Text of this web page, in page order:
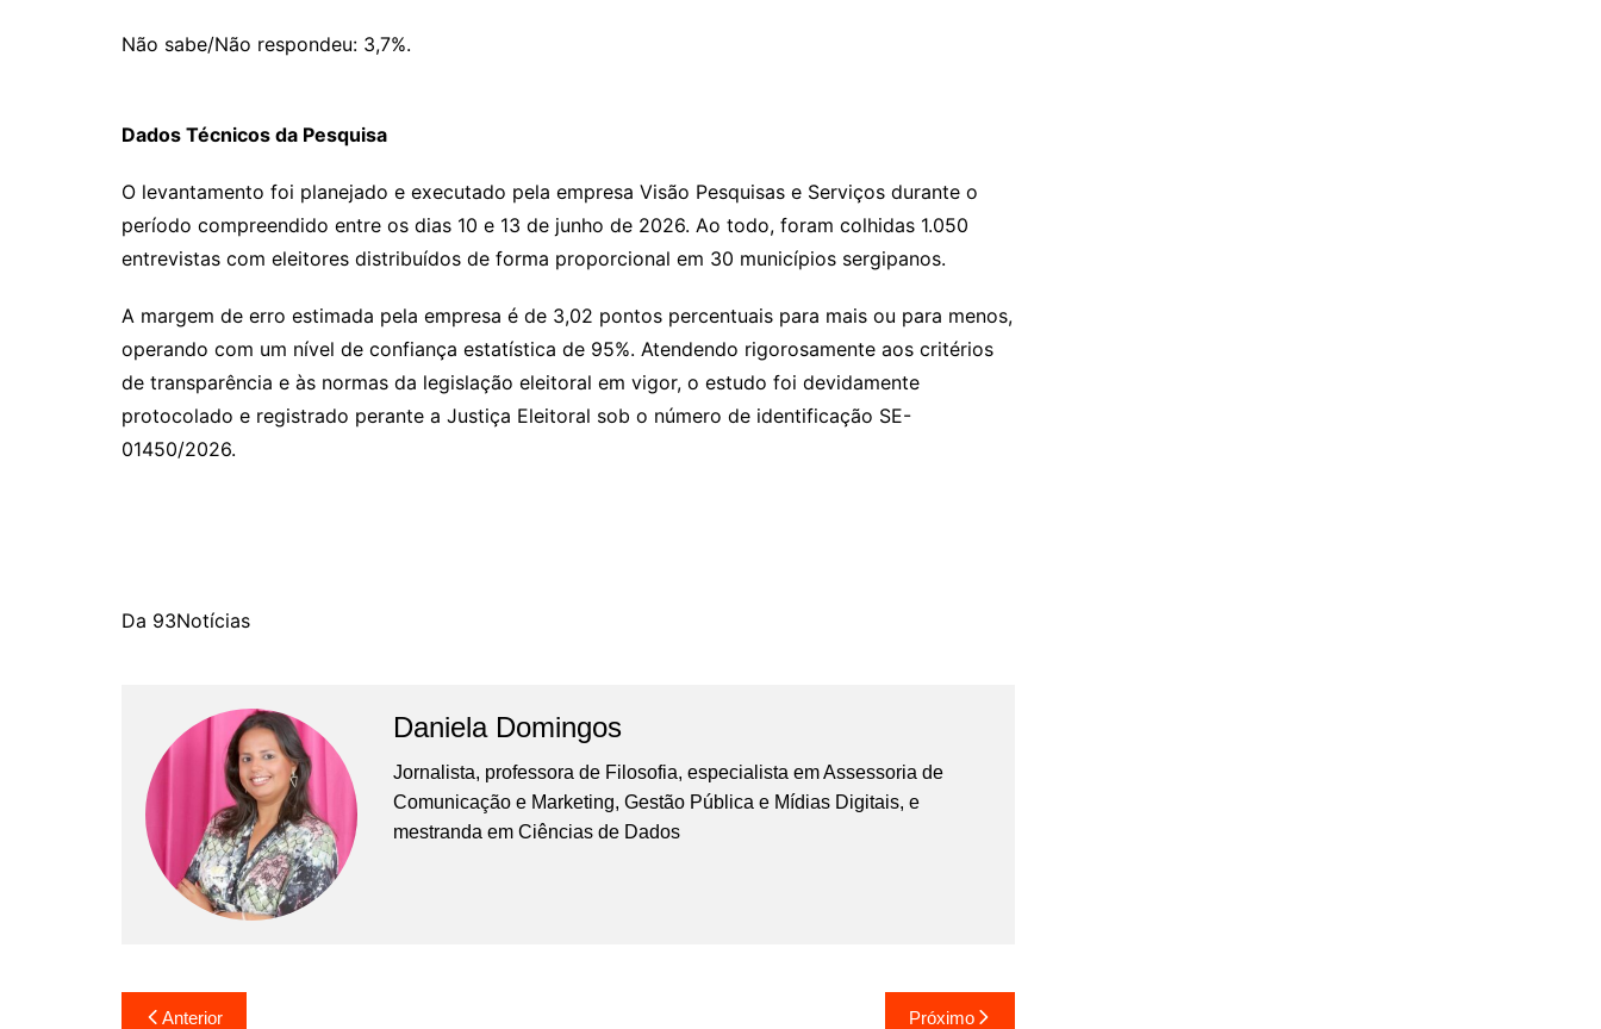
Não sabe/Não respondeu: 3,7%.
Dados Técnicos da Pesquisa
O levantamento foi planejado e executado pela empresa Visão Pesquisas e Serviços durante o
período compreendido entre os dias 10 e 13 de junho de 2026. Ao todo, foram colhidas 1.050
entrevistas com eleitores distribuídos de forma proporcional em 30 municípios sergipanos.
A margem de erro estimada pela empresa é de 3,02 pontos percentuais para mais ou para menos,
operando com um nível de confiança estatística de 95%. Atendendo rigorosamente aos critérios
de transparência e às normas da legislação eleitoral em vigor, o estudo foi devidamente
protocolado e registrado perante a Justiça Eleitoral sob o número de identificação SE-
01450/2026.
Da 93Notícias
Daniela Domingos
Jornalista, professora de Filosofia, especialista em Assessoria de
Comunicação e Marketing, Gestão Pública e Mídias Digitais, e
mestranda em Ciências de Dados
Navegação
Anterior Próximo